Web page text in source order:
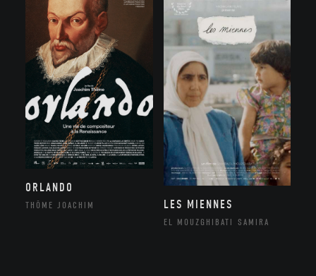
ORLANDO
THÔME JOACHIM LES MIENNES
EL MOUZGHIBATI SAMIRA